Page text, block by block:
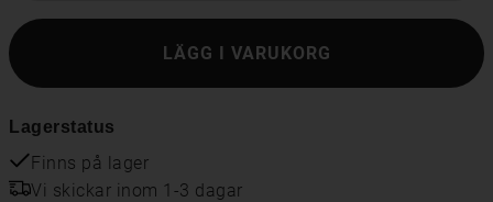
LÄGG I VARUKORG
Lagerstatus
Finns på lager
Vi skickar inom 1-3 dagar